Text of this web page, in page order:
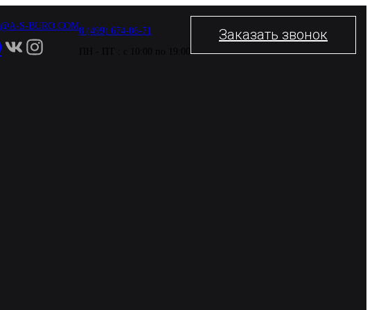
S-BURO.COM8 (499) 674-06-71
ПН - ПТ : с 10:00 по 19:00
Заказать звонок